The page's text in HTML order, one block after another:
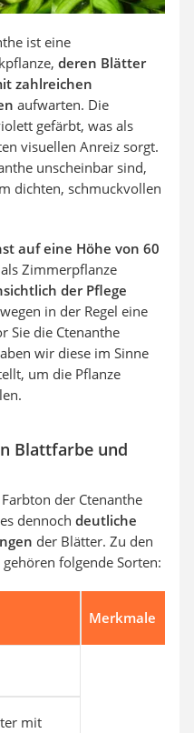
ist eine
deren Blätter
zahlreichen
aufwarten. Die
gefärbt, was als
visuellen Anreiz sorgt.
unscheinbar sind,
dichten, schmuckvollen
auf eine Höhe von 60
Zimmerpflanze
der Pflege
in der Regel eine
Sie die Ctenanthe
wir diese im Sinne
um die Pflanze
Blattfarbe und
der Ctenanthe
dennoch deutliche
der Blätter. Zu den
folgende Sorten:
Merkmale
mit